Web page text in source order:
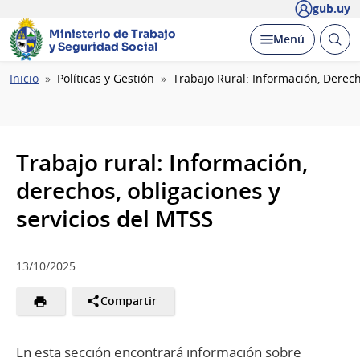
gub.uy
Ministerio de Trabajo
y Seguridad Social
Desplegar
Menú Abrir
Ruta
Inicio Políticas y Gestión Trabajo Rural: Información,
Trabajo rural: Información,
derechos, obligaciones y
servicios del MTSS
13/10/2025
Compartir
En esta sección encontrará información sobre